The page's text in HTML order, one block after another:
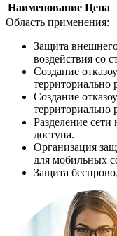
Наименование Цена
Область применения:
Защита
воздействия со
Создание
территориально
Создание
территориально
Разделение
доступа.
Организация
для мобильных
Защита